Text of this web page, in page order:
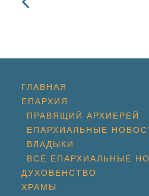
ГЛАВНАЯ
ЕПАРХИЯ
ПРАВЯЩИЙ АРХИЕРЕЙ
ЕПАРХИАЛЬНЫЕ
ВЛАДЫКИ
ВСЕ ЕПАРХИАЛЬНЫЕ
ДУХОВЕНСТВО
ХРАМЫ